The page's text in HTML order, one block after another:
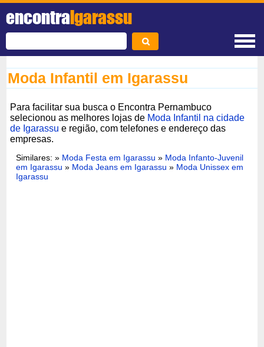
encontraIgarassu
Moda Infantil em Igarassu
Para facilitar sua busca o Encontra Pernambuco
selecionou as melhores lojas de Moda Infantil na cidade
de Igarassu e região, com telefones e endereço das
empresas.
Similares:» Moda Festa em Igarassu » Moda Infanto-Juvenil
em Igarassu » Moda Jeans em Igarassu » Moda Unissex em
Igarassu